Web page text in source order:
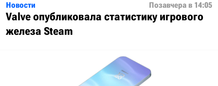
Новости Позавчера в 14:05
Valve опубликовала статистику игрового
железа Steam